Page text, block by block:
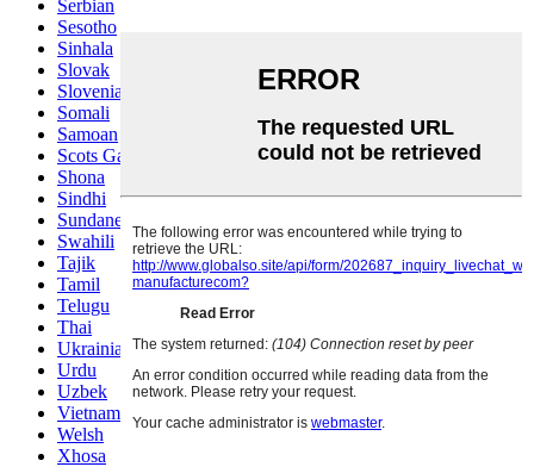
Serbian
Sesotho
Sinhala
Slovak
Slovenian
Somali
Samoan
Scots Gaelic
Shona
Sindhi
Sundanese
Swahili
Tajik
Tamil
Telugu
Thai
Ukrainian
Urdu
Uzbek
Vietnamese
Welsh
Xhosa